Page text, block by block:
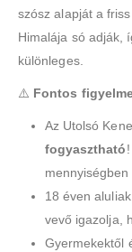
szósz alapját a
Himalája só adják,
különleges.
⚠️ Fontos
Az Utolsó
fogyasztható
mennyiségben
18 éven
vevő igazolja,
Gyermekektől